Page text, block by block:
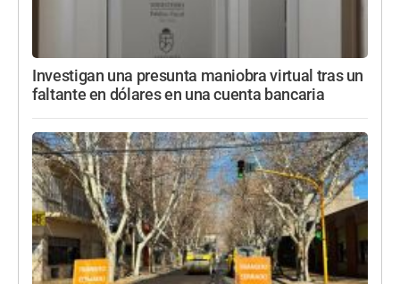
Investigan una presunta maniobra virtual tras un
faltante en dólares en una cuenta bancaria